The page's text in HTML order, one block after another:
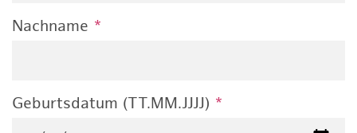
Nachname *
Geburtsdatum (TT.MM.JJJJ) *